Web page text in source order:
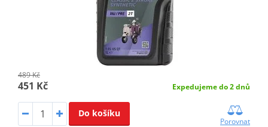
489 Kč
451 Kč Expedujeme do 2 dnů
Do košíku
Porovnat